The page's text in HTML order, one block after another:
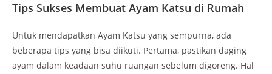
Tips Sukses Membuat Ayam Katsu di Rumah
Untuk mendapatkan Ayam Katsu yang sempurna, ada
beberapa tips yang bisa diikuti. Pertama, pastikan daging
ayam dalam keadaan suhu ruangan sebelum digoreng. Hal